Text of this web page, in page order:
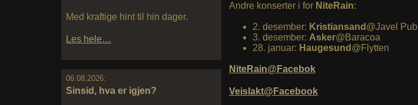
Med kraftige hint til hin dager.
Les hele…
06.08.2026:
Sinsid, hva er igjen?
Andre konserter i for NiteRain:
2. desember: Kristiansand @Javel Pub
3. desember: Asker@Baracoa
28. januar: Haugesund @Flytten
NiteRain@Facebok
Veislakt@Facebook